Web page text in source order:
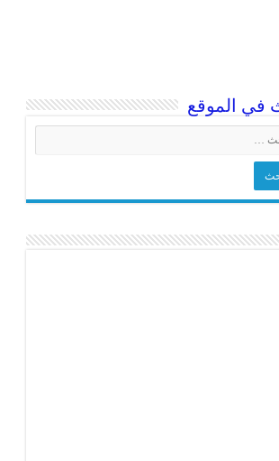
في الموقع